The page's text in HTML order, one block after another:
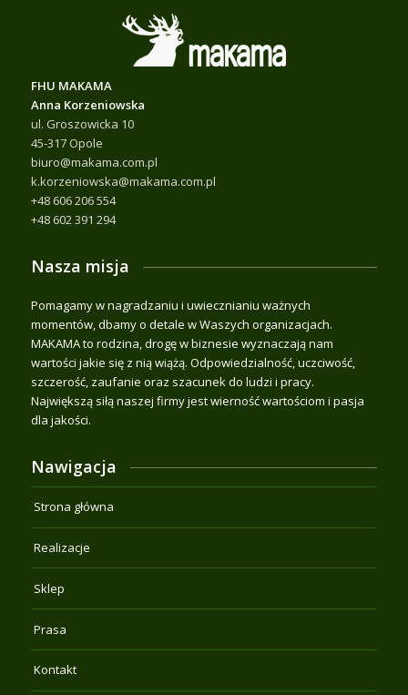
FHU MAKAMA
Anna Korzeniowska
ul. Groszowicka 10
45-317 Opole
biuro@makama.com.pl
k.korzeniowska@makama.com.pl
+48 606 206 554
+48 602 391 294
Nasza misja
Pomagamy w nagradzaniu i uwiecznianiu ważnych
momentów, dbamy o detale w Waszych organizacjach.
MAKAMA to rodzina, drogę w biznesie wyznaczają nam
wartości jakie się z nią wiążą. Odpowiedzialność, uczciwość,
szczerość, zaufanie oraz szacunek do ludzi i pracy.
Największą siłą naszej firmy jest wierność wartościom i pasja
dla jakości.
Nawigacja
Strona główna
Realizacje
Sklep
Prasa
Kontakt